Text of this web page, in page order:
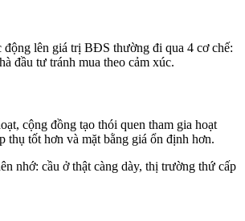
động lên giá trị BĐS thường đi qua 4 cơ chế:
đầu tư tránh mua theo cảm xúc.
cộng đồng tạo thói quen tham gia hoạt
thụ tốt hơn và mặt bằng giá ổn định hơn.
nhớ: cầu ở thật càng dày, thị trường thứ cấp